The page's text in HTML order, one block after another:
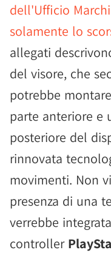
dell'Ufficio
solamente lo
allegati
del visore, che
potrebbe
parte anteriore e
posteriore del
rinnovata
movimenti. Non
presenza di una
verrebbe
controller